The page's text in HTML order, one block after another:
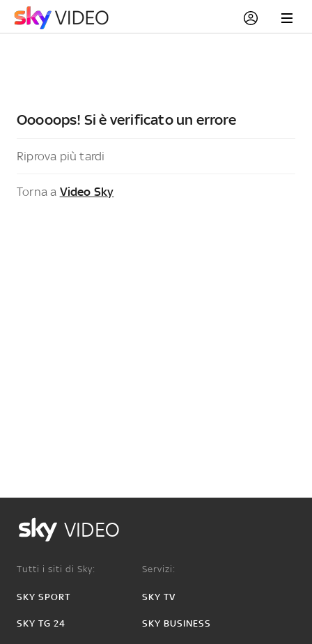
Ooooops! Si è verificato un errore
Riprova più tardi
Torna a Video Sky
VIDEO
Tutti i siti di Sky:
SKY SPORT
SKY TG 24
Servizi:
SKY TV
SKY BUSINESS